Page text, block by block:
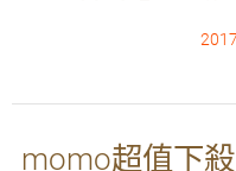
momo超值下